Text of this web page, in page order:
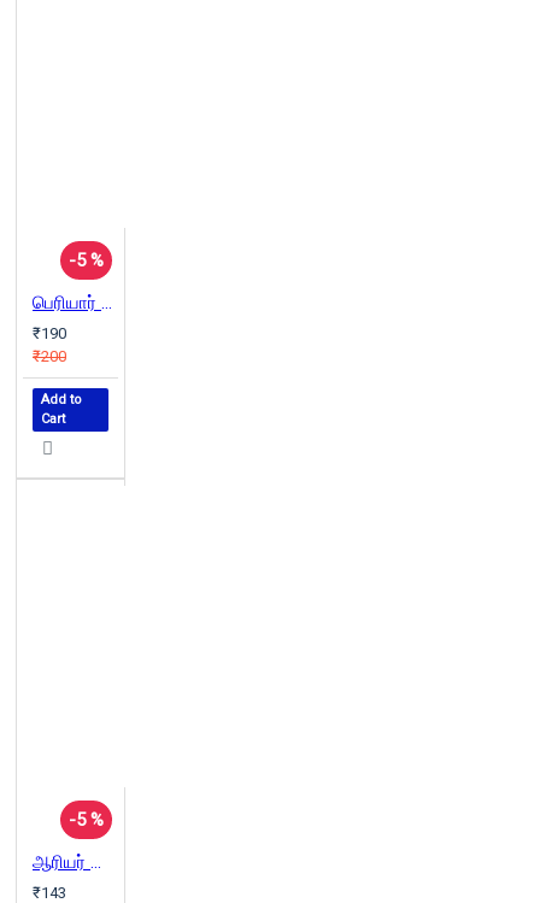
-5 %
பெரியார் சாதித்ததுதான் என்ன? (Dravidian Stock)
₹190
₹200
Add to
Cart
-5 %
ஆரியர் ஆதி வரலாறும் பண்பாடும்
₹143